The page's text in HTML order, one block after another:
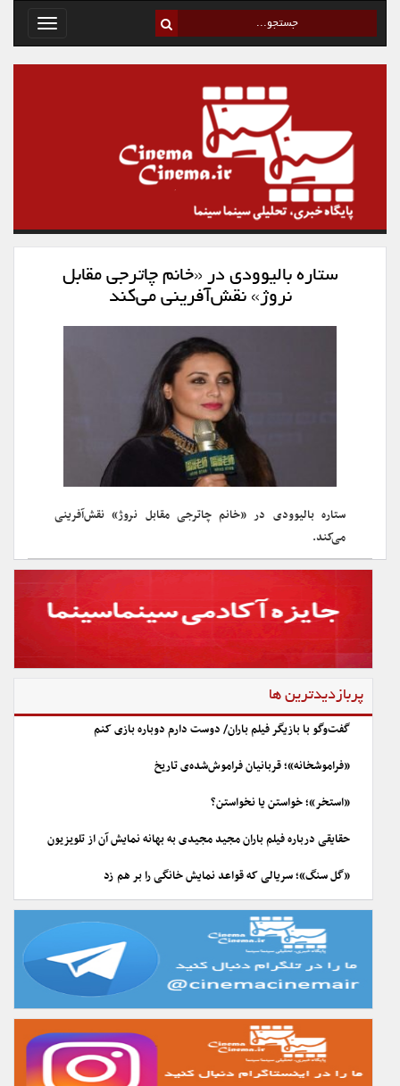
Toggle
ستاره بالیوودی در «خانم چاترجی مقابل
نروژ» نقش‌آفرینی می‌کند
ستاره بالیوودی در «خانم چاترجی مقابل نروژ» نقش‌آفرینی
می‌کند.
پربازدیدترین ها
گفت‌وگو با بازیگر فیلم باران/ دوست دارم دوباره بازی کنم
«فراموشخانه»؛ قربانیان فراموش‌شده‌ی تاریخ
«استخر»؛ خواستن یا نخواستن؟
حقایقی درباره فیلم باران مجید مجیدی به بهانه نمایش آن از تلویزیون
«گل سنگ»؛ سریالی که قواعد نمایش خانگی را بر هم زد